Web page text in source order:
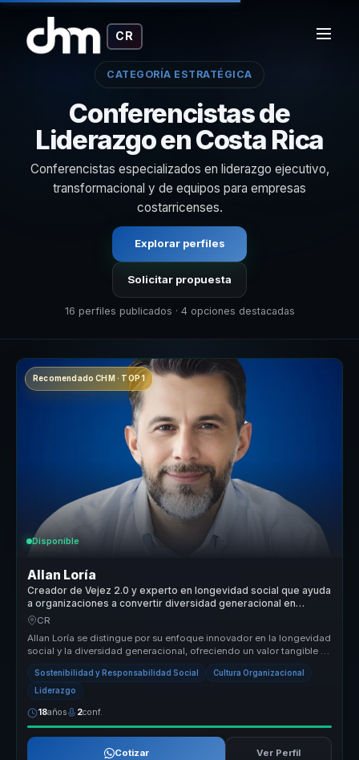
CR
CATEGORÍA ESTRATÉGICA
Conferencistas de
Liderazgo en Costa Rica
Conferencistas especializados en liderazgo ejecutivo,
transformacional y de equipos para empresas
costarricenses.
Explorar perfiles
Solicitar propuesta
16 perfiles publicados · 4 opciones destacadas
Recomendado CHM · TOP 1
Disponible
Allan Loría
Creador de Vejez 2.0 y experto en longevidad social que ayuda
a organizaciones a convertir diversidad generacional en
inclusion, colaboracion e innovacion.
CR
Allan Loría se distingue por su enfoque innovador en la longevidad
social y la diversidad generacional, ofreciendo un valor tangible y
me...
Sostenibilidad y Responsabilidad Social Cultura Organizacional
Liderazgo
18años 2conf.
Cotizar Ver Perfil